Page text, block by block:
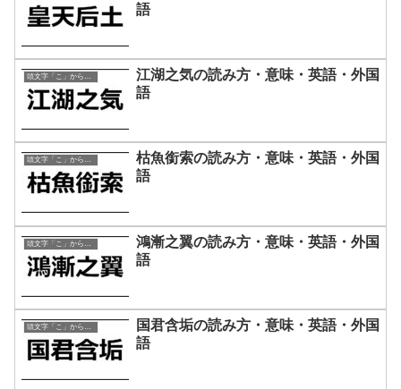
語
頭文字「こ」から始まる四字熟語
江湖之気の読み方・意味・英語・外国
語
頭文字「こ」から始まる四字熟語
枯魚銜索の読み方・意味・英語・外国
語
鴻漸之翼の読み方・意味・英語・外国
語
頭文字「こ」から始まる四字熟語
国君含垢の読み方・意味・英語・外国
語